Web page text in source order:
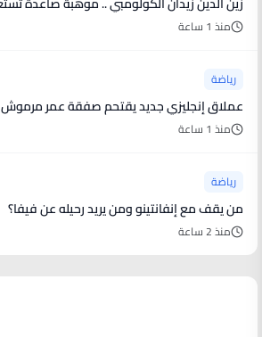
منذ 1 ساعة
رياضة
عملاق إنجليزي جديد يقتحم صفقة عمر مرموش
منذ 1 ساعة
رياضة
من يقف مع إنفانتينو ومن يريد رحيله عن فيفا؟
منذ 2 ساعة